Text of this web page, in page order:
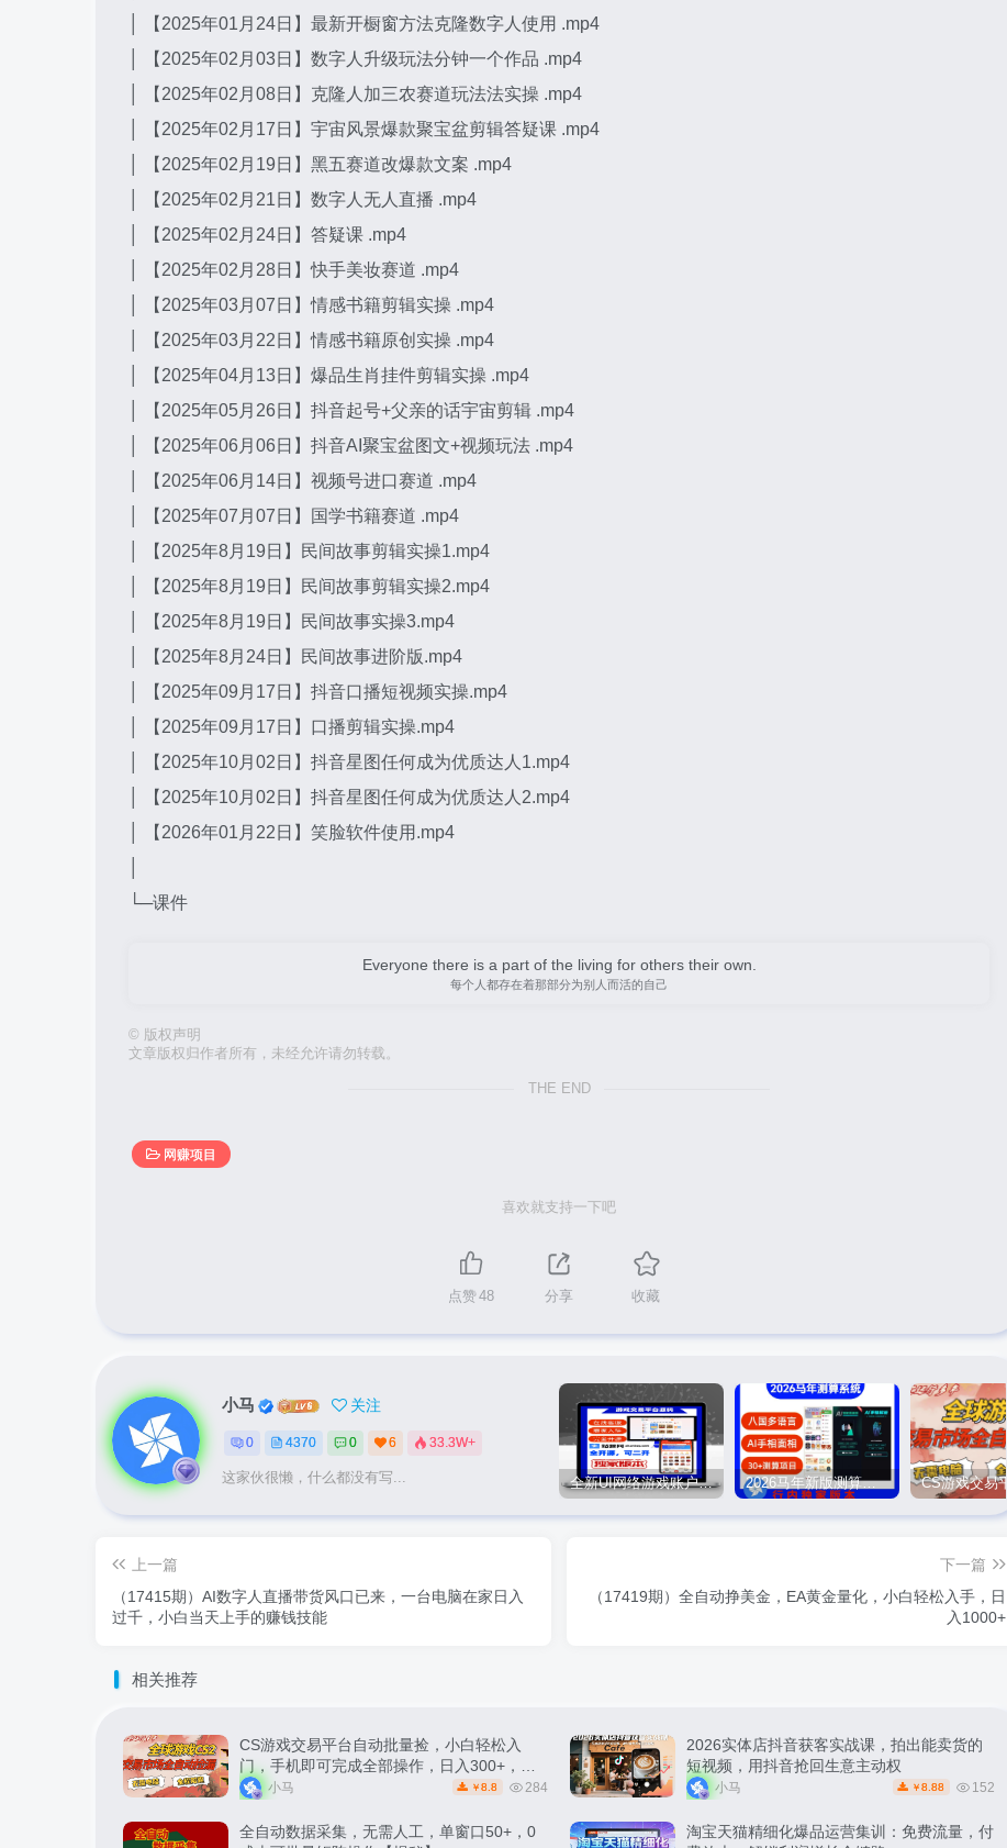
│ 【2025年01月24日】最新开橱窗方法克隆数字人使用 .mp4
│ 【2025年02月03日】数字人升级玩法分钟一个作品 .mp4
│ 【2025年02月08日】克隆人加三农赛道玩法法实操 .mp4
│ 【2025年02月17日】宇宙风景爆款聚宝盆剪辑答疑课 .mp4
│ 【2025年02月19日】黑五赛道改爆款文案 .mp4
│ 【2025年02月21日】数字人无人直播 .mp4
│ 【2025年02月24日】答疑课 .mp4
│ 【2025年02月28日】快手美妆赛道 .mp4
│ 【2025年03月07日】情感书籍剪辑实操 .mp4
│ 【2025年03月22日】情感书籍原创实操 .mp4
│ 【2025年04月13日】爆品生肖挂件剪辑实操 .mp4
│ 【2025年05月26日】抖音起号+父亲的话宇宙剪辑 .mp4
│ 【2025年06月06日】抖音AI聚宝盆图文+视频玩法 .mp4
│ 【2025年06月14日】视频号进口赛道 .mp4
│ 【2025年07月07日】国学书籍赛道 .mp4
│ 【2025年8月19日】民间故事剪辑实操1.mp4
│ 【2025年8月19日】民间故事剪辑实操2.mp4
│ 【2025年8月19日】民间故事实操3.mp4
│ 【2025年8月24日】民间故事进阶版.mp4
│ 【2025年09月17日】抖音口播短视频实操.mp4
│ 【2025年09月17日】口播剪辑实操.mp4
│ 【2025年10月02日】抖音星图任何成为优质达人1.mp4
│ 【2025年10月02日】抖音星图任何成为优质达人2.mp4
│ 【2026年01月22日】笑脸软件使用.mp4
└─课件
Everyone there is a part of the living for others their own.
每个人都存在着那部分为别人而活的自己
© 版权声明
文章版权归作者所有，未经允许请勿转载。
THE END
网赚项目
喜欢就支持一下吧
点赞48 分享 收藏
小马 关注
0 4370 0 6 33.3W+
这家伙很懒，什么都没有写... 全新UI网络游戏账户交易平台系统 全开源版本 2026马年新版测算系统源码
上一篇
（17415期）AI数字人直播带货风口已来，一台电脑在家日入
过千，小白当天上手的赚钱技能
下一篇
（17419期）全自动挣美金，EA黄金量化，小白轻松入手，日
入1000+
相关推荐
CS游戏交易平台自动批量捡，小白轻松入
门，手机即可完成全部操作，日入300+，轻
松副业【揭秘】
小马 ￥ 8.8 284
2026实体店抖音获客实战课，拍出能卖货的
短视频，用抖音抢回生意主动权
小马 ￥ 8.88 152
全自动数据采集，无需人工，单窗口50+，0
淘宝天猫精细化爆品运营集训：免费流量，付